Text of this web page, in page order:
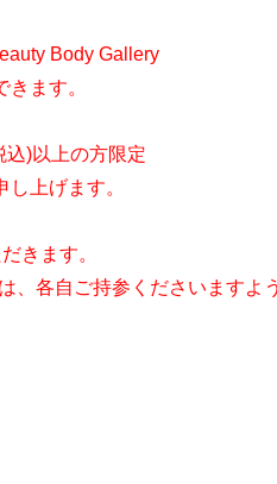
Body Gallery
ます。
込)以上の方限定
し上げます。
きます。
、各自ご持参くださいますよ